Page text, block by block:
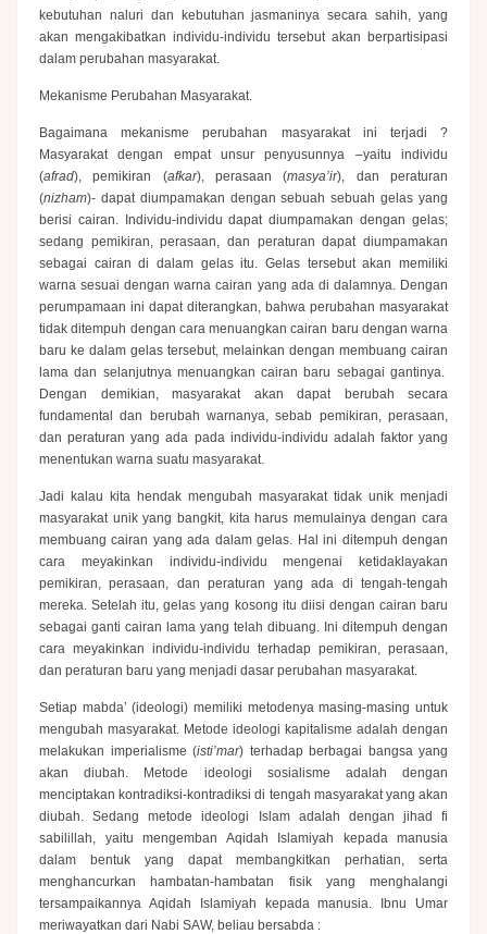
kebutuhan naluri dan kebutuhan jasmaninya secara sahih, yang
akan mengakibatkan individu-individu tersebut akan berpartisipasi
dalam perubahan masyarakat.
Mekanisme Perubahan Masyarakat.
Bagaimana mekanisme perubahan masyarakat ini terjadi ?
Masyarakat dengan empat unsur penyusunnya –yaitu individu
(afrad), pemikiran (afkar), perasaan (masya’ir), dan peraturan
(nizham)- dapat diumpamakan dengan sebuah sebuah gelas yang
berisi cairan. Individu-individu dapat diumpamakan dengan gelas;
sedang pemikiran, perasaan, dan peraturan dapat diumpamakan
sebagai cairan di dalam gelas itu. Gelas tersebut akan memiliki
warna sesuai dengan warna cairan yang ada di dalamnya. Dengan
perumpamaan ini dapat diterangkan, bahwa perubahan masyarakat
tidak ditempuh dengan cara menuangkan cairan baru dengan warna
baru ke dalam gelas tersebut, melainkan dengan membuang cairan
lama dan selanjutnya menuangkan cairan baru sebagai gantinya.
Dengan demikian, masyarakat akan dapat berubah secara
fundamental dan berubah warnanya, sebab pemikiran, perasaan,
dan peraturan yang ada pada individu-individu adalah faktor yang
menentukan warna suatu masyarakat.
Jadi kalau kita hendak mengubah masyarakat tidak unik menjadi
masyarakat unik yang bangkit, kita harus memulainya dengan cara
membuang cairan yang ada dalam gelas. Hal ini ditempuh dengan
cara meyakinkan individu-individu mengenai ketidaklayakan
pemikiran, perasaan, dan peraturan yang ada di tengah-tengah
mereka. Setelah itu, gelas yang kosong itu diisi dengan cairan baru
sebagai ganti cairan lama yang telah dibuang. Ini ditempuh dengan
cara meyakinkan individu-individu terhadap pemikiran, perasaan,
dan peraturan baru yang menjadi dasar perubahan masyarakat.
Setiap mabda’ (ideologi) memiliki metodenya masing-masing untuk
mengubah masyarakat. Metode ideologi kapitalisme adalah dengan
melakukan imperialisme (isti’mar) terhadap berbagai bangsa yang
akan diubah. Metode ideologi sosialisme adalah dengan
menciptakan kontradiksi-kontradiksi di tengah masyarakat yang akan
diubah. Sedang metode ideologi Islam adalah dengan jihad fi
sabilillah, yaitu mengemban Aqidah Islamiyah kepada manusia
dalam bentuk yang dapat membangkitkan perhatian, serta
menghancurkan hambatan-hambatan fisik yang menghalangi
tersampaikannya Aqidah Islamiyah kepada manusia. Ibnu Umar
meriwayatkan dari Nabi SAW, beliau bersabda :